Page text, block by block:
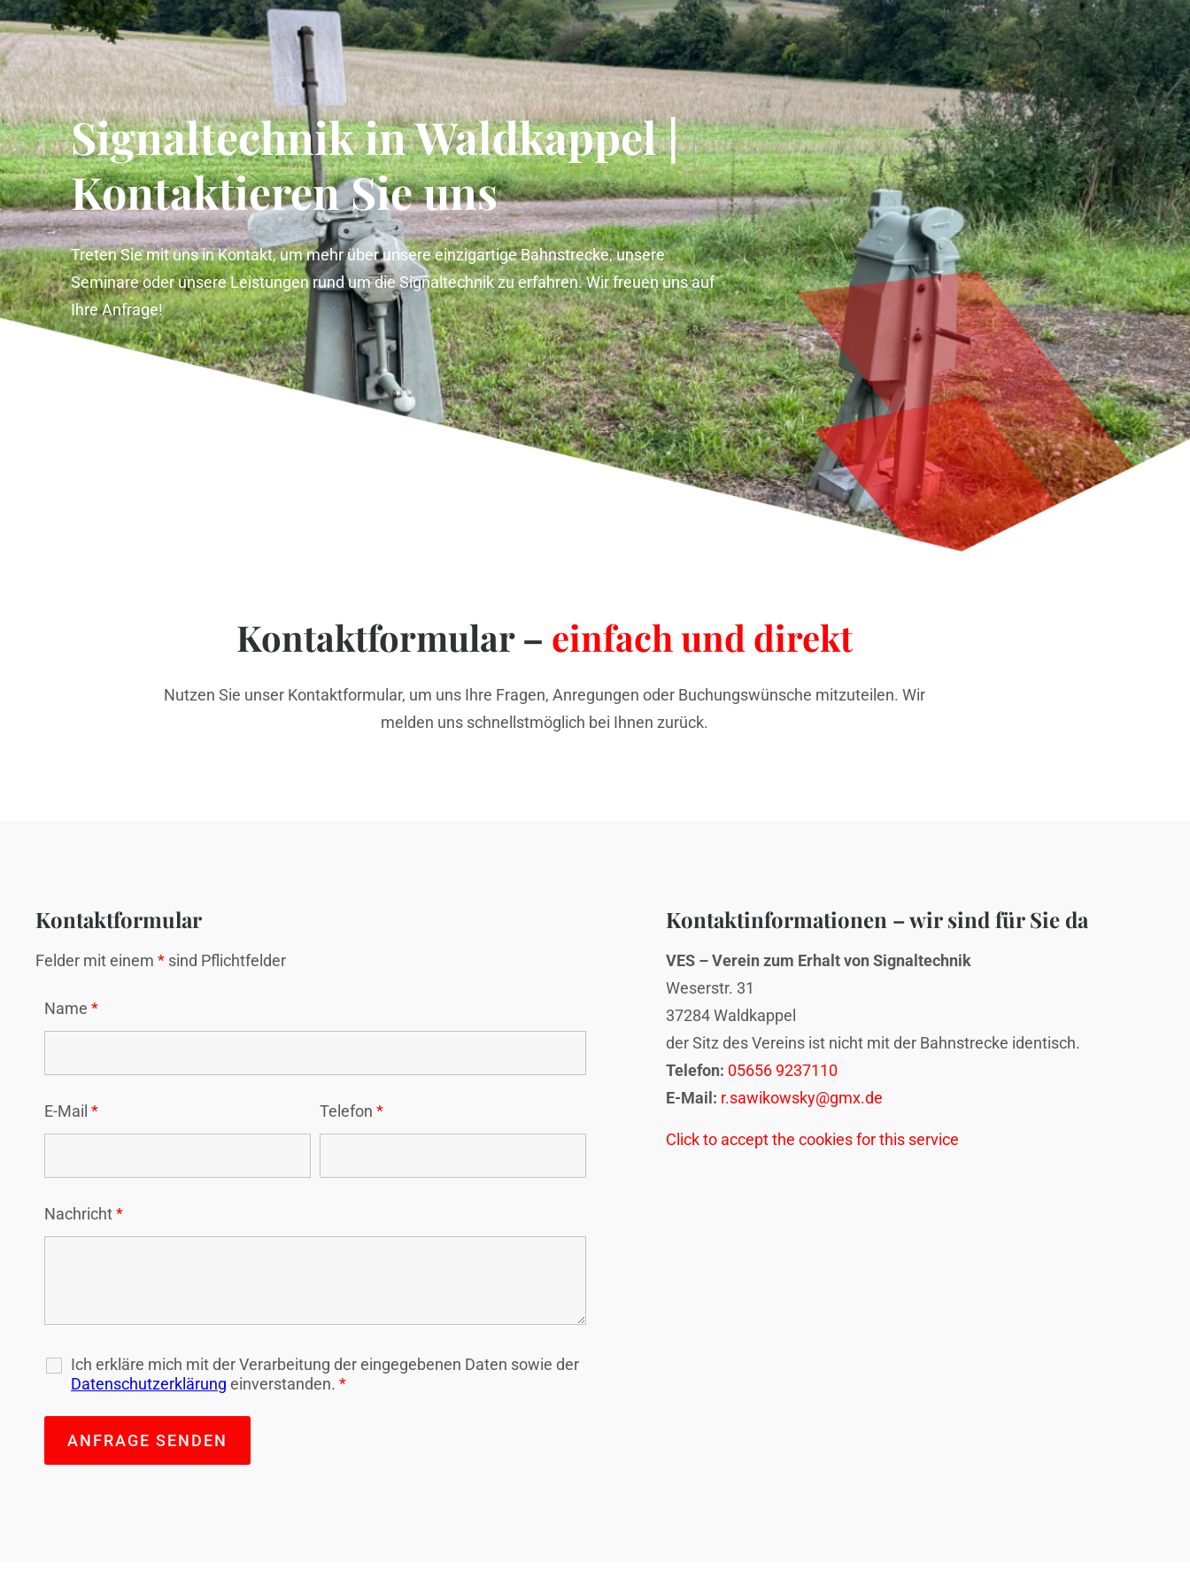
Signaltechnik in Waldkappel |
Kontaktieren Sie uns
Treten Sie mit uns in Kontakt, um mehr über unsere einzigartige Bahnstrecke, unsere
Seminare oder unsere Leistungen rund um die Signaltechnik zu erfahren. Wir freuen uns auf
Ihre Anfrage!
Kontaktformular – einfach und direkt
Nutzen Sie unser Kontaktformular, um uns Ihre Fragen, Anregungen oder Buchungswünsche mitzuteilen. Wir
melden uns schnellstmöglich bei Ihnen zurück.
Kontaktformular
Felder mit einem * sind Pflichtfelder
Name *
E-Mail * Telefon *
Nachricht*
Ich erkläre mich mit der Verarbeitung der eingegebenen Daten sowie der
Datenschutzerklärung einverstanden. *
Kontaktinformationen – wir sind für Sie da
VES – Verein zum Erhalt von Signaltechnik
Weserstr. 31
37284 Waldkappel
der Sitz des Vereins ist nicht mit der Bahnstrecke identisch.
Telefon: 05656 9237110
E-Mail: r.sawikowsky@gmx.de
Click to accept the cookies for this service